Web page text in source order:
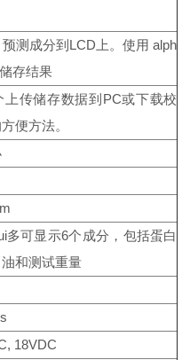
测成分到LCD上。使用 alph
存结果
上传储存数据到PC或下载校
便方法。
多可显示6个成分，包括蛋白
和测试重量
18VDC